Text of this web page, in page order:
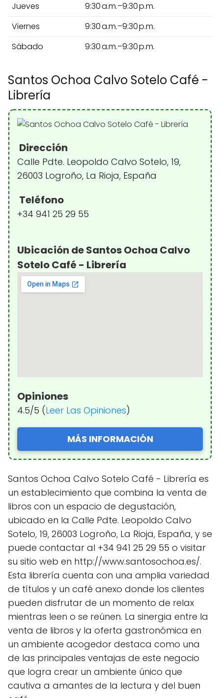
Jueves
9:30 a.m.–9:30 p.m.
Viernes
9:30 a.m.–9:30 p.m.
Sábado
9:30 a.m.–9:30 p.m.
Santos Ochoa Calvo Sotelo Café -
Librería
Dirección
Calle Pdte. Leopoldo Calvo Sotelo, 19,
26003 Logroño, La Rioja, España
Teléfono
+34 941 25 29 55
Ubicación de Santos Ochoa Calvo
Sotelo Café - Librería
Opiniones
4.5/5 (Leer Las Opiniones)
MÁS INFORMACIÓN
Santos Ochoa Calvo Sotelo Café - Librería es
un establecimiento que combina la venta de
libros con un espacio de degustación,
ubicado en la Calle Pdte. Leopoldo Calvo
Sotelo, 19, 26003 Logroño, La Rioja, España, y se
puede contactar al +34 941 25 29 55 o visitar
su sitio web en http://www.santosochoa.es/.
Esta librería cuenta con una amplia variedad
de títulos y un café anexo donde los clientes
pueden disfrutar de un momento de relax
mientras leen o se reúnen. La sinergia entre la
venta de libros y la oferta gastronómica en
un ambiente acogedor destaca como una
de las principales ventajas de este negocio
que logra crear un ambiente único que
cautiva a amantes de la lectura y del buen